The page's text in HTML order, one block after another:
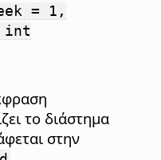
= 1,
int
το διάστημα
στην